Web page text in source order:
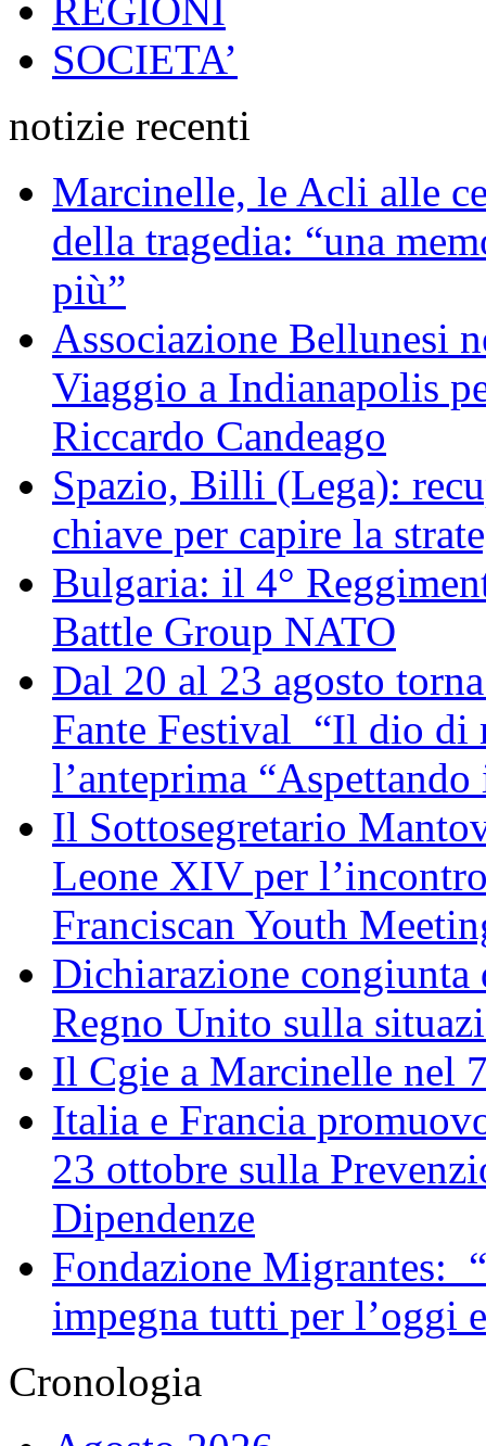
REGIONI
SOCIETA’
notizie recenti
Marcinelle, le Acli alle
della tragedia: “una
più”
Associazione Bellunesi
Viaggio a Indianapolis
Riccardo Candeago
Spazio, Billi (Lega):
chiave per capire la
Bulgaria: il 4°
Battle Group NATO
Dal 20 al 23 agosto
Fante Festival “Il dio di
l’anteprima
Il Sottosegretario
Leone XIV per
Franciscan Youth
Dichiarazione
Regno Unito sulla
Il Cgie a Marcinelle nel
Italia e Francia
23 ottobre sulla
Dipendenze
Fondazione Migrantes:
impegna tutti per l’oggi
Cronologia